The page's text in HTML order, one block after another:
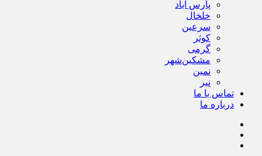
پارس آباد
خلخال
سرعین
کوثر
گرمی
مشکین‌شهر
نمین
نیر
تماس با ما
درباره ما